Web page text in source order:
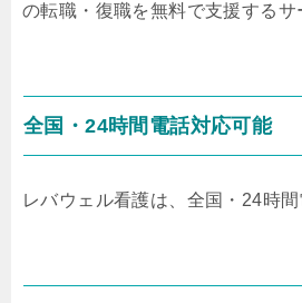
の転職・復職を無料で支援するサ
全国・24時間電話対応可能
レバウェル看護は、全国・24時間